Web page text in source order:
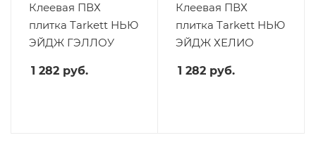
Клеевая ПВХ
плитка Tarkett НЬЮ
ЭЙДЖ ГЭЛЛОУ
1 282 руб.
Клеевая ПВХ
плитка Tarkett НЬЮ
ЭЙДЖ ХЕЛИО
1 282 руб.